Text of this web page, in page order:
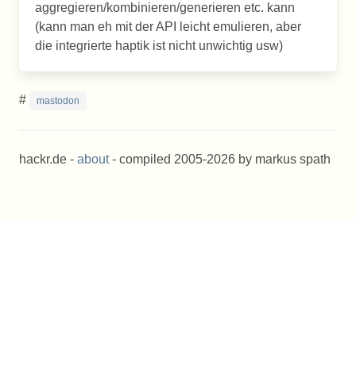
aggregieren/kombinieren/generieren etc. kann
(kann man eh mit der API leicht emulieren, aber
die integrierte haptik ist nicht unwichtig usw)
# mastodon
hackr.de - about- compiled 2005-2026 by markus spath